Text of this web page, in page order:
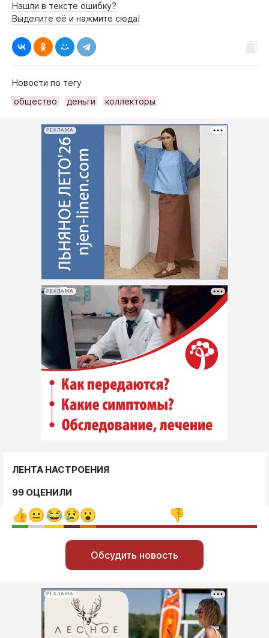
Нашли в тексте ошибку?
Выделите её и нажмите сюда!
Новости по тегу
общество
деньги коллекторы
РЕКЛАМА
РЕКЛАМА
ЛЕНТА НАСТРОЕНИЯ
99 ОЦЕНИЛИ
Обсудить новость
РЕКЛАМА